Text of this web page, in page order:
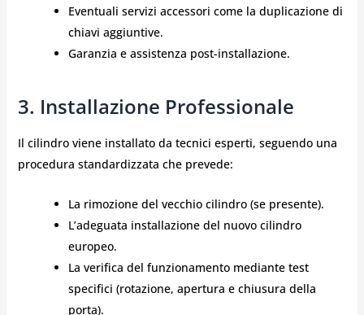
Eventuali servizi accessori come la duplicazione di
chiavi aggiuntive.
Garanzia e assistenza post-installazione.
3. Installazione Professionale
Il cilindro viene installato da tecnici esperti, seguendo una
procedura standardizzata che prevede:
La rimozione del vecchio cilindro (se presente).
L’adeguata installazione del nuovo cilindro
europeo.
La verifica del funzionamento mediante test
specifici (rotazione, apertura e chiusura della
porta).